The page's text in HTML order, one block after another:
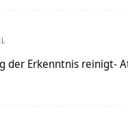
der Erkenntnis reinigt-